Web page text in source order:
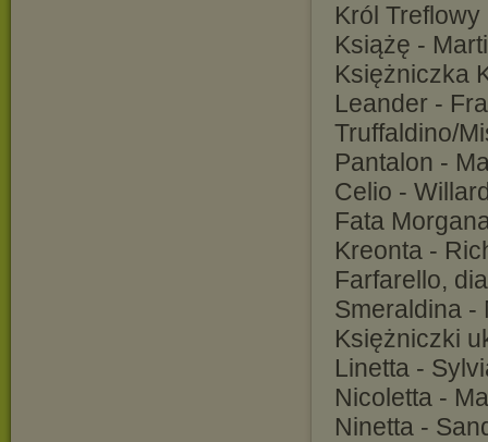
Król
Książę -
Księżniczka
Leander -
Truffaldino/
Pantalon -
Celio -
Fata
Kreonta -
Farfarello,
Smeraldina -
Księżniczki
Linetta -
Nicoletta -
Ninetta -